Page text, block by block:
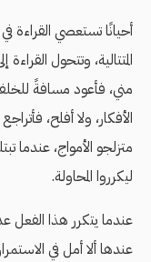
أحيانًا تستعصي القراءة
المتتالية، وتتحول
مني، فأعود مسافةً
الأفكار، ولا أفلح،
متزلجو الأمواج، عندما
ليكرروا المحاولة.
عندما يتكرر هذا الفعل
عندها ألا أمل في